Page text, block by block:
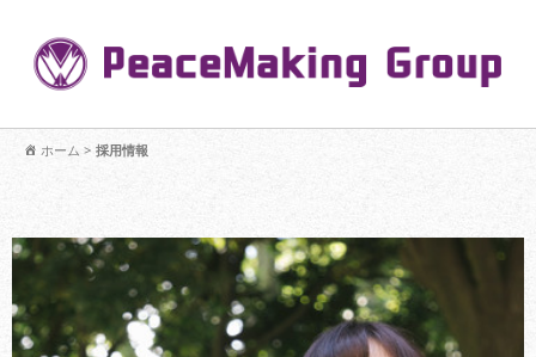
【公式】PeaceMaking Groupはお客様には一対一で向き合い、ご家族
を意図したコミュニケーションを大切にし【家族の絆】に寄り添いま
ホーム > 採用情報